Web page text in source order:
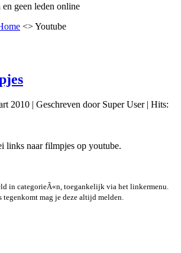
en geen leden online
<>Youtube
2010 | Geschreven door Super User| Hits:
links naar filmpjes op youtube.
in categorieÃ«n, toegankelijk via het linkermenu.
mag je deze altijd melden.